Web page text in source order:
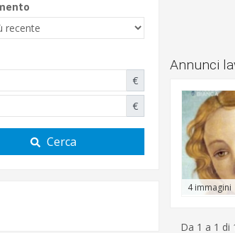
€
€
Cerca
Annunci
4 immagini
Da 1 a 1 di